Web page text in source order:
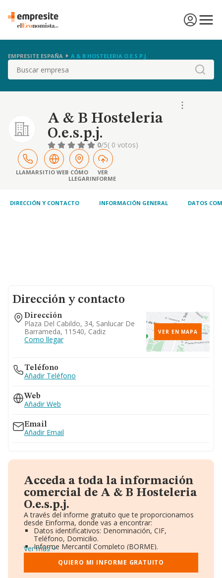
EMPRESITE ESPAÑA A & B HOSTELERIA O.E.S.P.J.
Buscar
A & B Hosteleria
O.e.s.p.j.
0/5( 0 votos)
LLAMARSITIO WEB CÓMO
LLEGAR
VER
INFORME
DIRECCIÓN Y CONTACTO INFORMACIÓN GENERAL DATOS
Dirección y contacto
Dirección
Plaza Del Cabildo, 34, Sanlucar De
Barrameda, 11540, Cadiz
Como llegar
VER EN MAPA
Teléfono
Añadir Teléfono
Web
Añadir Web
Email
Añadir Email
Acceda a toda la información
comercial de A & B Hosteleria
O.e.s.p.j.
A través del informe gratuito que te proporcionamos
desde Einforma, donde vas a encontrar:
Datos identificativos: Denominación, CIF,
Teléfono, Domicilio.
Informe Mercantil Completo (BORME).
Gráficos de Evolución Ventas y Empleados.
Consejo de Administración y Administradores.
Directivos y Ejecutivos.
Ver más
QUIERO MI INFORME GRATUITO